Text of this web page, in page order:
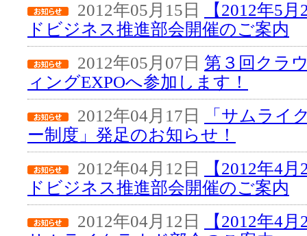
2012年05月15日
【2012年5
ドビジネス推進部会開催のご案内
2012年05月07日 第３回クラ
ィングEXPOへ参加します！
2012年04月17日
「サムライ
ー制度」発足のお知らせ！
2012年04月12日
【2012年4
ドビジネス推進部会開催のご案内
2012年04月12日
【2012年4